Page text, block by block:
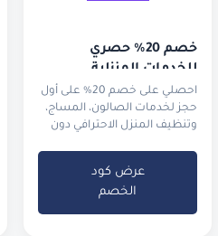
خصم 20% حصري
للخدمات المنزلية
احصلي على خصم 20% على أول
حجز لخدمات الصالون، المساج،
وتنظيف المنزل الاحترافي دون
عرض كود
الخصم